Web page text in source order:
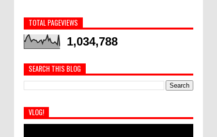
TOTAL PAGEVIEWS
1,034,788
SEARCH THIS BLOG
VLOG!